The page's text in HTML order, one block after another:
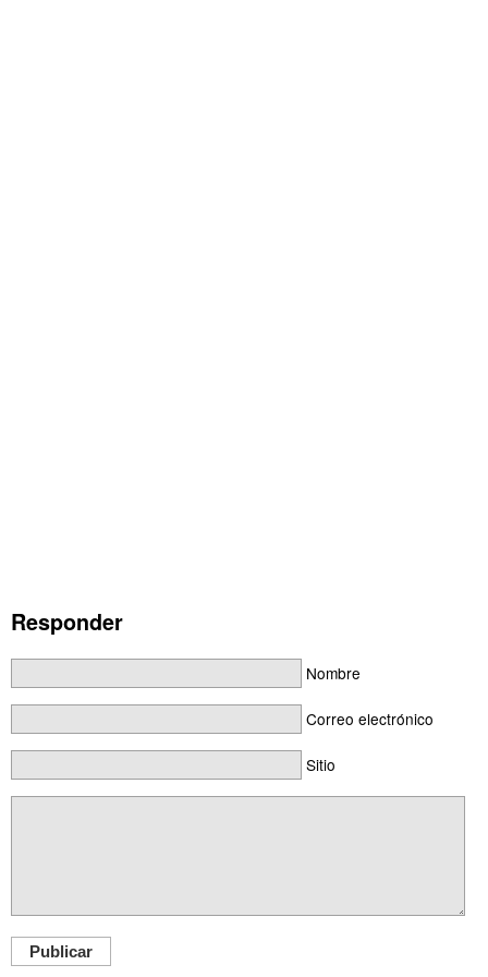
Responder
Nombre
Correo electrónico
Sitio
Publicar